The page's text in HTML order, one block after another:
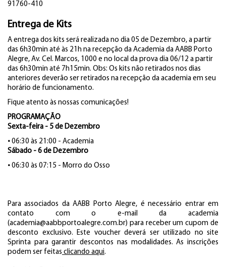
91760-410
Entrega de Kits
A entrega dos kits será realizada no dia 05 de Dezembro, a partir
das 6h30min até às 21h na recepção da Academia da AABB Porto
Alegre, Av. Cel. Marcos, 1000 e no local da prova dia 06/12 a partir
das 6h30min até 7h15min. Obs: Os kits não retirados nos dias
anteriores deverão ser retirados na recepção da academia em seu
horário de funcionamento.
Fique atento às nossas comunicações!
PROGRAMAÇÃO
Sexta-feira - 5 de Dezembro
• 06:30 às 21:00 - Academia
Sábado - 6 de Dezembro
• 06:30 às 07:15 - Morro do Osso
Para associados da AABB Porto Alegre, é necessário entrar em
contato com o e-mail da academia
(academia@aabbportoalegre.com.br) para receber um cupom de
desconto exclusivo. Este voucher deverá ser utilizado no site
Sprinta para garantir descontos nas modalidades. As inscrições
podem ser feitas clicando aqui.